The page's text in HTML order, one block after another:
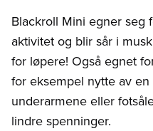
Blackroll Mini egner seg
aktivitet og blir sår i
for løpere! Også egnet
for eksempel nytte av
underarmene eller
lindre spenninger.